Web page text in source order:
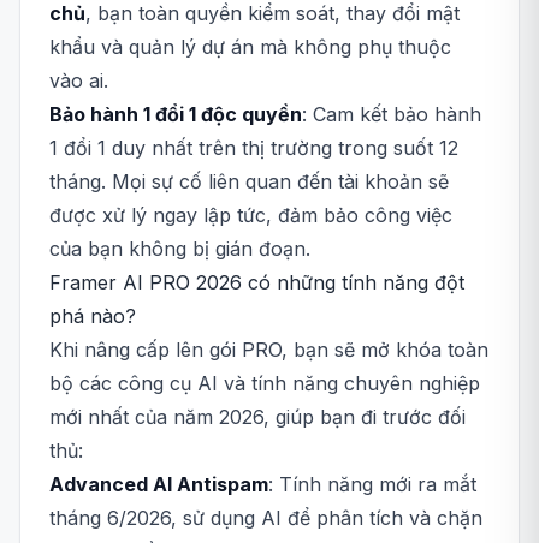
chủ, bạn toàn quyền kiểm soát, thay đổi mật
khẩu và quản lý dự án mà không phụ thuộc
vào ai.
Bảo hành 1 đổi 1 độc quyền: Cam kết bảo hành
1 đổi 1 duy nhất trên thị trường trong suốt 12
tháng. Mọi sự cố liên quan đến tài khoản sẽ
được xử lý ngay lập tức, đảm bảo công việc
của bạn không bị gián đoạn.
Framer AI PRO 2026 có những tính năng đột
phá nào?
Khi nâng cấp lên gói PRO, bạn sẽ mở khóa toàn
bộ các công cụ AI và tính năng chuyên nghiệp
mới nhất của năm 2026, giúp bạn đi trước đối
thủ:
Advanced AI Antispam: Tính năng mới ra mắt
tháng 6/2026, sử dụng AI để phân tích và chặn